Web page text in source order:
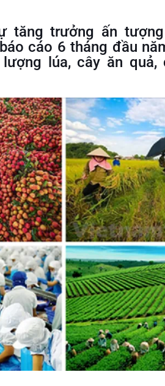
tăng trưởng ấn
cáo 6 tháng đầu
lúa, cây ăn quả,